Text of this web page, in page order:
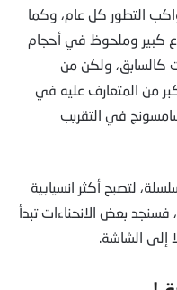
التطور كل عام، وكما
كبير وملحوظ في أحجام
كالسابق، ولكن من
من المتعارف عليه في
في التقريب
لتصبح أكثر انسيابية
فسنجد بعض الانحناءات تبدأ
إلى الشاشة.